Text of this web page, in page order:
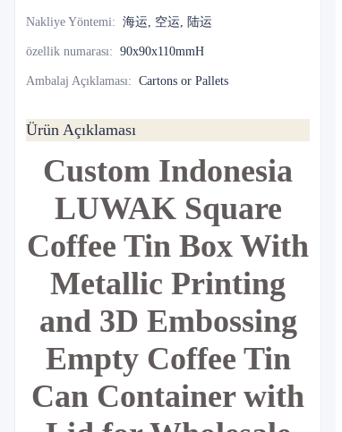
Nakliye Yöntemi: 海运, 空运, 陆运
özellik numarası: 90x90x110mmH
Ambalaj Açıklaması: Cartons or Pallets
Ürün Açıklaması
Custom Indonesia
LUWAK Square
Coffee Tin Box With
Metallic Printing
and 3D Embossing
Empty Coffee Tin
Can Container with